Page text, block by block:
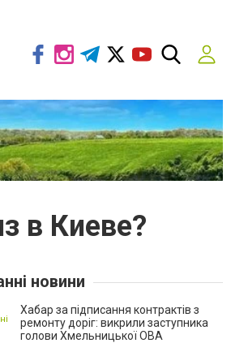
в Киеве?
новини
Хабар за підписання контрактів з
ремонту доріг: викрили заступника
голови Хмельницької ОВА